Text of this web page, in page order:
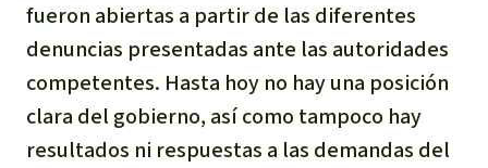
Landgrabbing
Granjas Industriales
fueron abiertas a partir de las diferentes
denuncias presentadas ante las autoridades
competentes. Hasta hoy no hay una posición
clara del gobierno, así como tampoco hay
resultados ni respuestas a las demandas del